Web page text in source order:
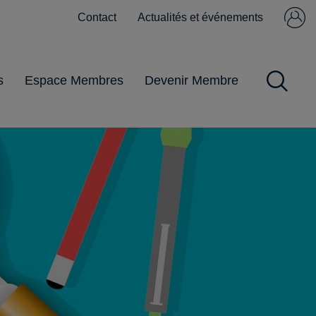
Contact Actualités et événements
Espace Membres
Obligations
Pratiques
commerciales
Impôts et Taxes
Gestion du
personnel
Pandémie
Devenir Membre